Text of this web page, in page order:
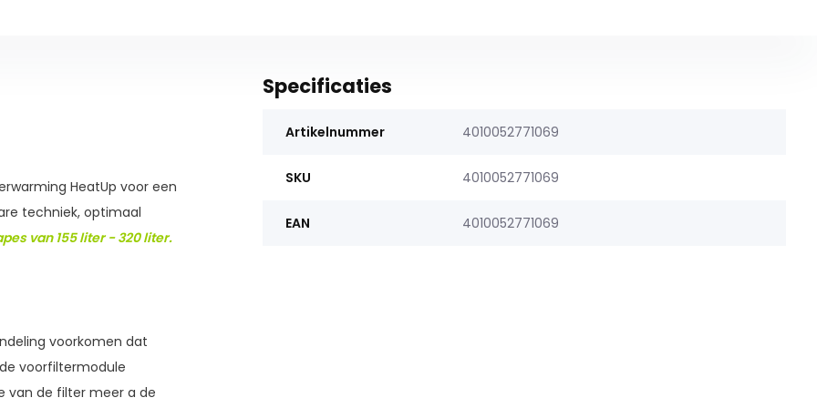
HeatUp voor een
techniek, optimaal
van 155 liter - 320 liter.
voorkomen dat
voorfiltermodule
van de filter meer a de
Specificaties
Artikelnummer 4010052771069
SKU 4010052771069
EAN 4010052771069